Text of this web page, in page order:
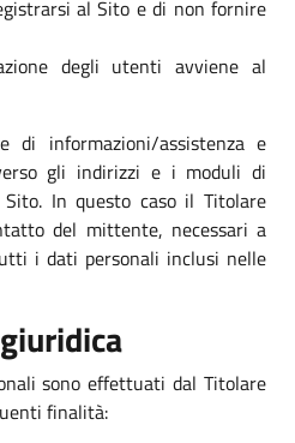
al Sito e di non fornire
degli utenti avviene al
di informazioni/assistenza e
gli indirizzi e i moduli di
In questo caso il Titolare
del mittente, necessari a
i dati personali inclusi nelle
sono effettuati dal Titolare
finalità: